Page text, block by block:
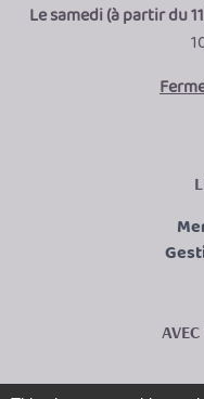
Le samedi (à partir du